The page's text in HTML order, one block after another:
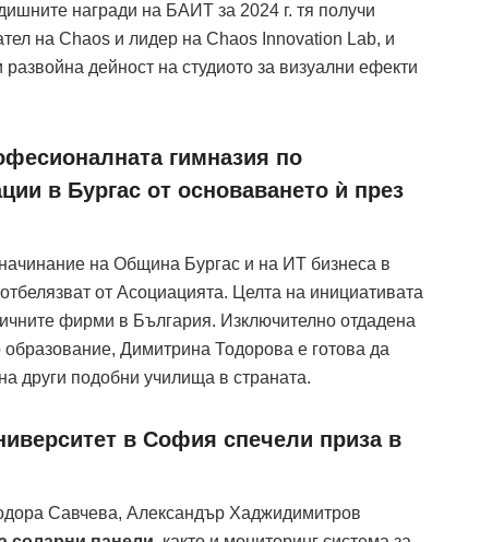
награди на БАИТ за 2024 г. тя получи
на Chaos и лидер на Chaos Innovation Lab, и
дейност на студиото за визуални ефекти
гимназия по
в Бургас от основаването ѝ през
на Община Бургас и на ИТ бизнеса в
от Асоциацията. Целта на инициативата
фирми в България. Изключително отдадена
Димитрина Тодорова е готова да
други подобни училища в страната.
в София спечели приза в
Савчева, Александър Хаджидимитров